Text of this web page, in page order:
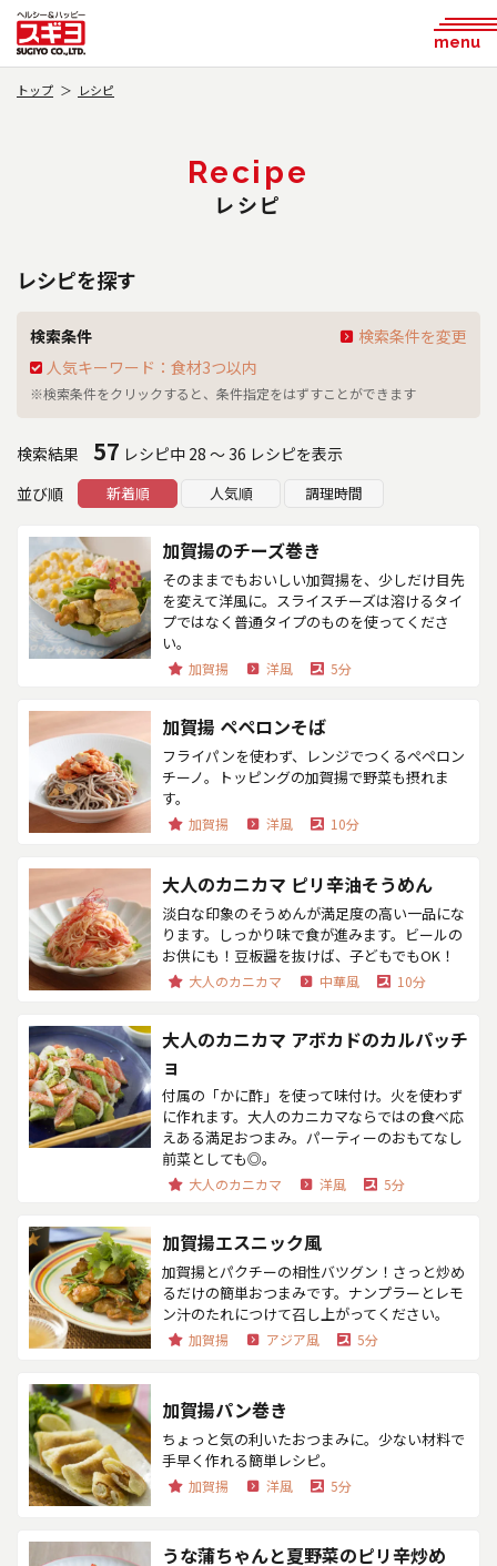
menu
トップ レシピ
Recipe
レシピ
レシピを探す
検索条件
人気キーワード：食材3つ以内
※検索条件をクリックすると、条件指定をはずすことができます
検索条件を変更
検索結果 57 レシピ中 28 ～ 36 レシピを表示
並び順
新着順 人気順 調理時間
加賀揚のチーズ巻き
そのままでもおいしい加賀揚を、少しだけ目先
を変えて洋風に。スライスチーズは溶けるタイ
プではなく普通タイプのものを使ってくださ
い。
加賀揚 洋風 5分
加賀揚 ペペロンそば
フライパンを使わず、レンジでつくるペペロン
チーノ。トッピングの加賀揚で野菜も摂れま
す。
加賀揚 洋風 10分
大人のカニカマ ピリ辛油そうめん
淡白な印象のそうめんが満足度の高い一品にな
ります。しっかり味で食が進みます。ビールの
お供にも！豆板醤を抜けば、子どもでもOK！
大人のカニカマ 中華風 10分
大人のカニカマ アボカドのカルパッチ
ョ
付属の「かに酢」を使って味付け。火を使わず
に作れます。大人のカニカマならではの食べ応
えある満足おつまみ。パーティーのおもてなし
前菜としても◎。
大人のカニカマ 洋風 5分
加賀揚エスニック風
加賀揚とパクチーの相性バツグン！さっと炒め
るだけの簡単おつまみです。ナンプラーとレモ
ン汁のたれにつけて召し上がってください。
加賀揚 アジア風 5分
加賀揚パン巻き
ちょっと気の利いたおつまみに。少ない材料で
手早く作れる簡単レシピ。
加賀揚 洋風 5分
うな蒲ちゃんと夏野菜のピリ辛炒め